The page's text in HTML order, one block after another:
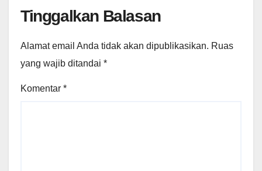
Tinggalkan Balasan
Alamat email Anda tidak akan dipublikasikan. Ruas
yang wajib ditandai *
Komentar *